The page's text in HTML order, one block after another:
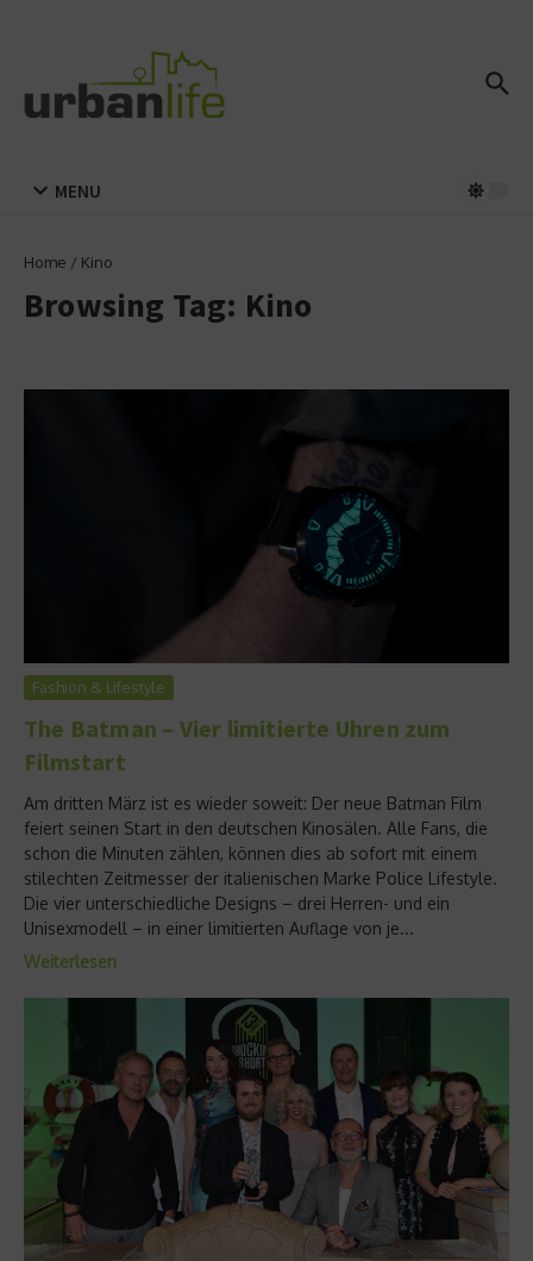
MENU
Home / Kino
Browsing Tag: Kino
Fashion & Lifestyle
The Batman – Vier limitierte Uhren zum
Filmstart
Am dritten März ist es wieder soweit: Der neue Batman Film
feiert seinen Start in den deutschen Kinosälen. Alle Fans, die
schon die Minuten zählen, können dies ab sofort mit einem
stilechten Zeitmesser der italienischen Marke Police Lifestyle.
Die vier unterschiedliche Designs – drei Herren- und ein
Unisexmodell – in einer limitierten Auflage von je...
Weiterlesen